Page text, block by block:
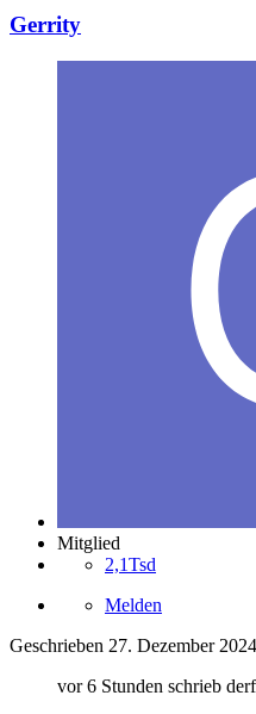
Gerrity
Mitglied
2,1Tsd
Melden
Geschrieben 27. Dezember 2024
vor 6 Stunden schrieb